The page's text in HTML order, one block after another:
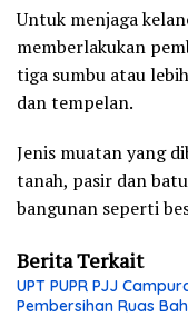
Untuk menjaga
memberlakukan
tiga sumbu atau
dan tempelan.
Jenis muatan yang
tanah, pasir dan
bangunan seperti
Berita Terkait
UPT PUPR PJJ
Pembersihan Ruas